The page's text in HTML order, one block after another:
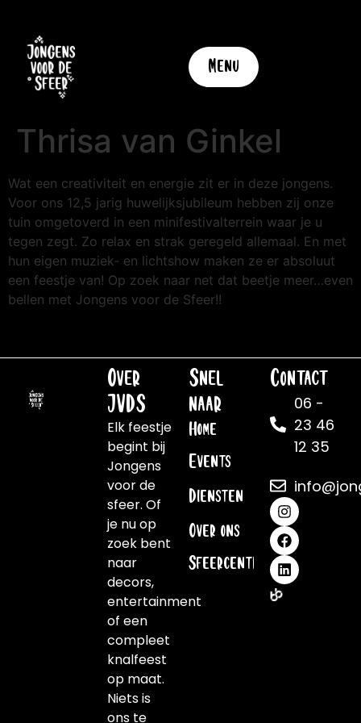
Menu
Thrisa van Ginkel
Wat een creativiteit en energie zit er in deze jongens.
Voor ons 12,5 jarig huwelijksjubileum hebben zij onze
tuin omgetoverd in een minifestivalterrein waar je u
tegen zegt. Zo relax en strak geregeld allemaal. En met
hun eigen muziek- en lichtshow maken ze er absoluut
een feestje van! Op zoek naar net dat beetje meer…even
bellen met Jongens voor de Sfeer!!
Over
JVDS
Elk feestje
begint bij
Jongens
voor de
sfeer. Of
je nu op
zoek bent
naar
decors,
entertainment
of een
compleet
knalfeest
op maat.
Niets is
ons te
Snel
naar
Home
Events
Diensten
Over ons
Sfeercentrale
Contact
06 -
23 46
12 35